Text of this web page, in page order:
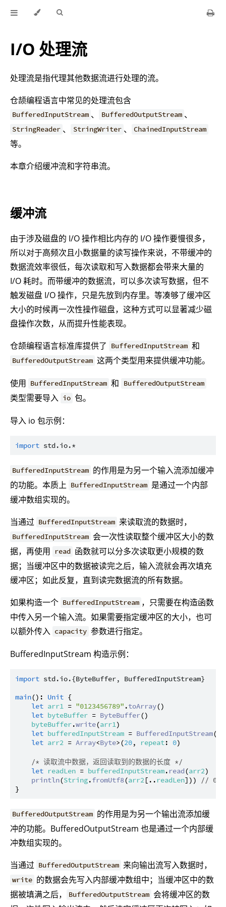
I/O 处理流
处理流是指代理其他数据流进行处理的流。
仓颉编程语言中常见的处理流包含
BufferedInputStream 、 BufferedOutputStream 、
StringReader 、 StringWriter 、 ChainedInputStream
等。
本章介绍缓冲流和字符串流。
缓冲流
由于涉及磁盘的 I/O 操作相比内存的 I/O 操作要慢很多，
所以对于高频次且小数据量的读写操作来说，不带缓冲的
数据流效率很低，每次读取和写入数据都会带来大量的
I/O 耗时。而带缓冲的数据流，可以多次读写数据，但不
触发磁盘 I/O 操作，只是先放到内存里。等凑够了缓冲区
大小的时候再一次性操作磁盘，这种方式可以显著减少磁
盘操作次数，从而提升性能表现。
仓颉编程语言标准库提供了
BufferedInputStream 和
BufferedOutputStream 这两个类型用来提供缓冲功能。
使用 BufferedInputStream 和 BufferedOutputStream
类型需要导入 io 包。
导入 io 包示例：
import std.io.*
BufferedInputStream 的作用是为另一个输入流添加缓冲
的功能。本质上 BufferedInputStream 是通过一个内部
缓冲数组实现的。
当通过 BufferedInputStream 来读取流的数据时，
BufferedInputStream 会一次性读取整个缓冲区大小的数
据，再使用
read 函数就可以分多次读取更小规模的数
据；当缓冲区中的数据被读完之后，输入流就会再次填充
缓冲区；如此反复，直到读完数据流的所有数据。
如果构造一个 BufferedInputStream ，只需要在构造函数
中传入另一个输入流。如果需要指定缓冲区的大小，也可
以额外传入 capacity 参数进行指定。
BufferedInputStream 构造示例：
import std.io.{ByteBuffer, BufferedInputStream}
main(): Unit {
let arr1 = "0123456789" .toArray()
let byteBuffer = ByteBuffer()
byteBuffer.write(arr1)
let bufferedInputStream = BufferedInputStream(
let arr2 = Array<Byte>(20, repeat: 0)
/* 读取流中数据，返回读取到的数据的长度 */
let readLen = bufferedInputStream. read(arr2)
println(String.fromUtf8(arr2[.. readLen]))
//
BufferedOutputStream 的作用是为另一个输出流添加缓
冲的功能。BufferedOutputStream 也是通过一个内部缓
冲数组实现的。
当通过 BufferedOutputStream 来向输出流写入数据时，
write 的数据会先写入内部缓冲数组中；当缓冲区中的数
据被填满之后，
BufferedOutputStream 会将缓冲区的数